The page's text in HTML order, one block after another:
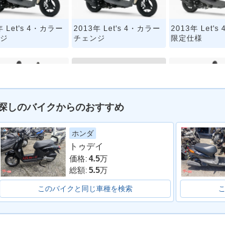
Let's 4・カラー
2013年 Let's 4・カラー
チェンジ
2013年 Let's 4
限定仕様
Let's 4・マイナ
ンジ
2011年 Let's 4G
2011年 Let's
ーチェンジ
しのバイクからのおすすめ
ホンダ
トゥデイ
価格: 4.5万
総額: 5.5万
このバイクと同じ車種を検索